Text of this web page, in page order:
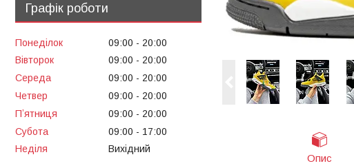
Опис
Графік роботи
Понеділок 09:00
20:00
Вівторок
09:00
20:00
Середа
09:00
20:00
Четвер
09:00
20:00
Пʼятниця
09:00
20:00
Субота
09:00
17:00
Неділя
Вихідний